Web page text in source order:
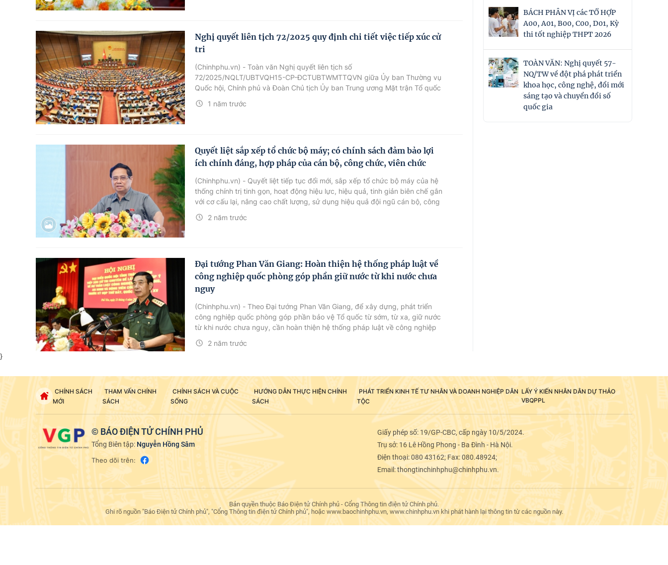
Nghị quyết liên tịch 72/2025 quy định chi tiết việc tiếp xúc cử
tri
1 năm trước
(Chinhphu.vn) - Toàn văn Nghị quyết liên tịch số
72/2025/NQLT/UBTVQH15-CP-ĐCTUBTWMTTQVN giữa Ủy ban Thường vụ
Quốc hội, Chính phủ và Đoàn Chủ tịch Ủy ban Trung ương Mặt trận Tổ quốc
Việt Nam quy định chi tiết việc tổ chức tiếp xúc cử tri của đại biểu Quốc hội
và đại biểu Hội đồng nhân dân các cấp.
Quyết liệt sắp xếp tổ chức bộ máy; có chính sách đảm bảo lợi
ích chính đáng, hợp pháp của cán bộ, công chức, viên chức
2 năm trước
(Chinhphu.vn) - Quyết liệt tiếp tục đổi mới, sắp xếp tổ chức bộ máy của hệ
thống chính trị tinh gọn, hoạt động hiệu lực, hiệu quả, tinh giản biên chế gắn
với cơ cấu lại, nâng cao chất lượng, sử dụng hiệu quả đội ngũ cán bộ, công
chức, viên chức, đồng thời có chính sách bảo đảm lợi ích hợp pháp, chính
đáng của cán bộ, công chức, viên chức.
Đại tướng Phan Văn Giang: Hoàn thiện hệ thống pháp luật về
công nghiệp quốc phòng góp phần giữ nước từ khi nước chưa
nguy
2 năm trước
(Chinhphu.vn) - Theo Đại tướng Phan Văn Giang, để xây dựng, phát triển
công nghiệp quốc phòng góp phần bảo vệ Tổ quốc từ sớm, từ xa, giữ nước
từ khi nước chưa nguy, cần hoàn thiện hệ thống pháp luật về công nghiệp
quốc phòng, động viên công nghiệp, trong đó phải có những cơ chế, chính
sách vượt trội.
BÁCH PHÂN VỊ các TỔ HỢP
A00, A01, B00, C00, D01, Kỳ
thi tốt nghiệp THPT 2026
TOÀN VĂN: Nghị quyết 57-
NQ/TW về đột phá phát triển
khoa học, công nghệ, đổi mới
sáng tạo và chuyển đổi số
quốc gia
}
CHÍNH SÁCH
MỚI
THAM VẤN CHÍNH
SÁCH
CHÍNH SÁCH VÀ CUỘC
SỐNG
HƯỚNG DẪN THỰC HIỆN CHÍNH
SÁCH
PHÁT TRIỂN KINH TẾ TƯ NHÂN VÀ DOANH NGHIỆP DÂN
TỘC
LẤY Ý KIẾN NHÂN DÂN DỰ THẢO
VBQPPL
© BÁO ĐIỆN TỬ CHÍNH PHỦ
Tổng Biên tập: Nguyễn Hồng Sâm
Theo dõi trên:
Giấy phép số: 19/GP-CBC, cấp ngày 10/5/2024.
Trụ sở: 16 Lê Hồng Phong - Ba Đình - Hà Nội.
Điện thoại: 080 43162; Fax: 080.48924;
Email: thongtinchinhphu@chinhphu.vn.
Bản quyền thuộc Báo Điện tử Chính phủ - Cổng Thông tin điện tử Chính phủ.
Ghi rõ nguồn "Báo Điện tử Chính phủ", "Cổng Thông tin điện tử Chính phủ", hoặc www.baochinhphu.vn, www.chinhphu.vn khi phát hành lại thông tin từ các nguồn này.